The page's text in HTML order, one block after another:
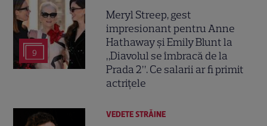
9
Meryl Streep, gest
impresionant pentru Anne
Hathaway și Emily Blunt la
„Diavolul se îmbracă de la
Prada 2”. Ce salarii ar fi primit
actrițele
VEDETE STRĂINE